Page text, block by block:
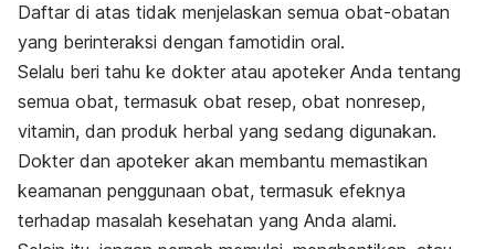
Daftar di atas tidak menjelaskan semua obat-obatan
yang berinteraksi dengan famotidin oral.
Selalu beri tahu ke dokter atau apoteker Anda tentang
semua obat, termasuk obat resep, obat nonresep,
vitamin, dan produk herbal yang sedang digunakan.
Dokter dan apoteker akan membantu memastikan
keamanan penggunaan obat, termasuk efeknya
terhadap masalah kesehatan yang Anda alami.